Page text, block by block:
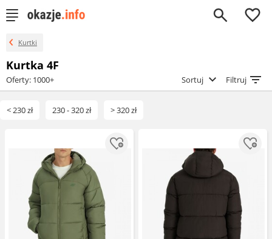
0
Kurtki
Kurtka 4F
Oferty: 1000+ Sortuj Filtruj
< 230 zł 230 - 320 zł > 320 zł